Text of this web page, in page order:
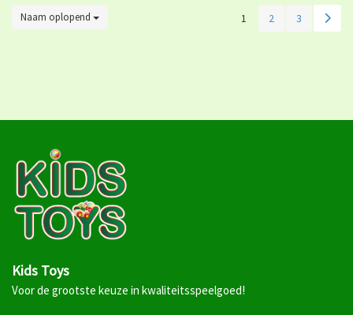
Naam oplopend 1 2 3
Kids Toys
Voor de grootste keuze in kwaliteitsspeelgoed!